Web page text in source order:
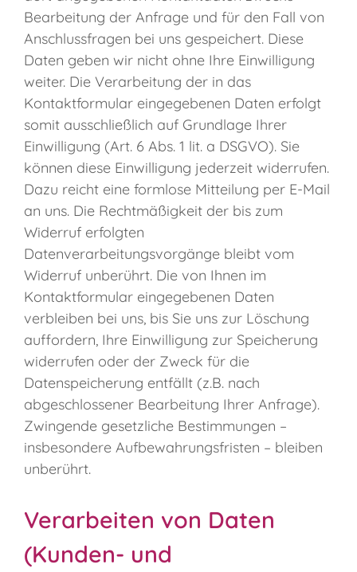
Bearbeitung der Anfrage und für den Fall von
Anschlussfragen bei uns gespeichert. Diese
Daten geben wir nicht ohne Ihre Einwilligung
weiter. Die Verarbeitung der in das
Kontaktformular eingegebenen Daten erfolgt
somit ausschließlich auf Grundlage Ihrer
Einwilligung (Art. 6 Abs. 1 lit. a DSGVO). Sie
können diese Einwilligung jederzeit widerrufen.
Dazu reicht eine formlose Mitteilung per E-Mail
an uns. Die Rechtmäßigkeit der bis zum
Widerruf erfolgten
Datenverarbeitungsvorgänge bleibt vom
Widerruf unberührt. Die von Ihnen im
Kontaktformular eingegebenen Daten
verbleiben bei uns, bis Sie uns zur Löschung
auffordern, Ihre Einwilligung zur Speicherung
widerrufen oder der Zweck für die
Datenspeicherung entfällt (z.B. nach
abgeschlossener Bearbeitung Ihrer Anfrage).
Zwingende gesetzliche Bestimmungen –
insbesondere Aufbewahrungsfristen – bleiben
unberührt.
Verarbeiten von Daten
(Kunden- und